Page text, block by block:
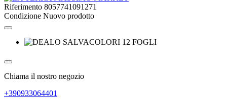
Riferimento 8057741091271
Condizione Nuovo prodotto
Chiama il nostro negozio
+390933064401